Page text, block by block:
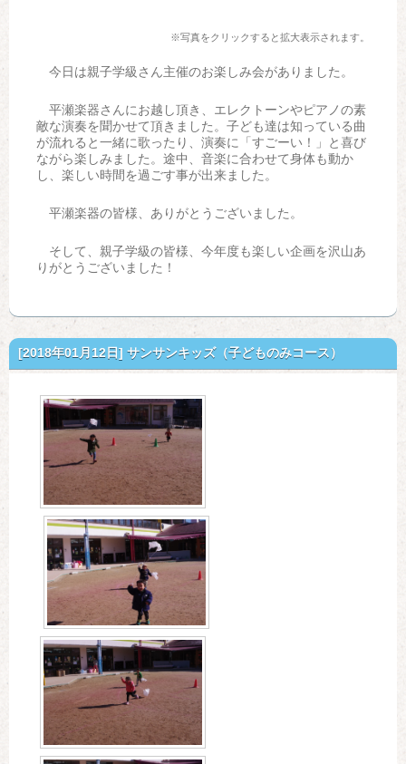
※写真をクリックすると拡大表示されます。
今日は親子学級さん主催のお楽しみ会がありました。
平瀬楽器さんにお越し頂き、エレクトーンやピアノの素
敵な演奏を聞かせて頂きました。子ども達は知っている曲
が流れると一緒に歌ったり、演奏に「すごーい！」と喜び
ながら楽しみました。途中、音楽に合わせて身体も動か
し、楽しい時間を過ごす事が出来ました。
平瀬楽器の皆様、ありがとうございました。
そして、親子学級の皆様、今年度も楽しい企画を沢山あ
りがとうございました！
[2018年01月12日] サンサンキッズ（子どものみコース）